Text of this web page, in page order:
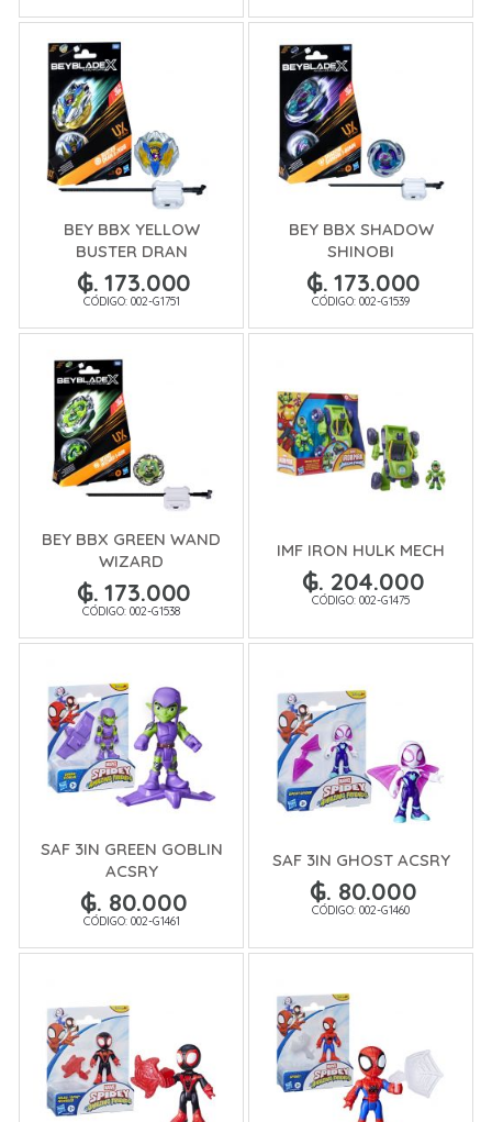
BEY BBX YELLOW
BUSTER DRAN
₲. 173.000
CÓDIGO: 002-G1751
BEY BBX SHADOW
SHINOBI
₲. 173.000
CÓDIGO: 002-G1539
BEY BBX GREEN WAND
WIZARD
₲. 173.000
CÓDIGO: 002-G1538
IMF IRON HULK MECH
₲. 204.000
CÓDIGO: 002-G1475
SAF 3IN GREEN GOBLIN
ACSRY
₲. 80.000
CÓDIGO: 002-G1461
SAF 3IN GHOST ACSRY
₲. 80.000
CÓDIGO: 002-G1460